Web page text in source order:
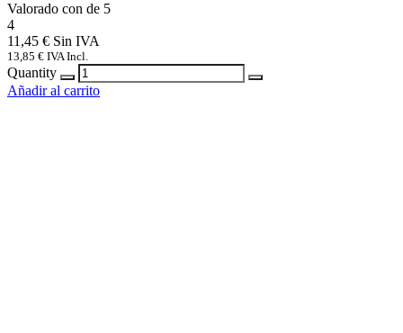
Valorado con de 5
4
11,45 €
13,85 € IVA Incl.
Quantity
Añadir al carrito